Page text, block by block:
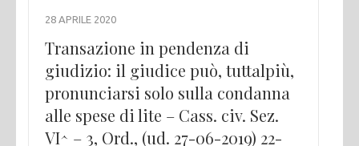
28 APRILE 2020
Transazione in pendenza di
giudizio: il giudice può, tuttalpiù,
pronunciarsi solo sulla condanna
alle spese di lite – Cass. civ. Sez.
VI^ – 3, Ord., (ud. 27-06-2019) 22-